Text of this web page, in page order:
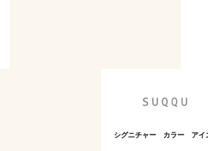
シグニチャー カラー アイ